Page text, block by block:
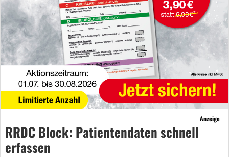
Anzeige
RRDC Block: Patientendaten schnell
erfassen